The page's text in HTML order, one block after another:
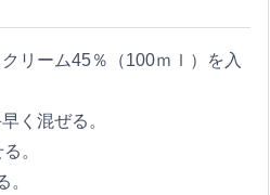
リーム45％（100ｍｌ）を入
く混ぜる。
。